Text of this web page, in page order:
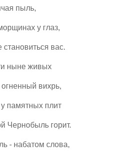
пыль,
у глаз,
вас.
ныне живых
вихрь,
памятных плит
Чернобыль горит.
- набатом слова,